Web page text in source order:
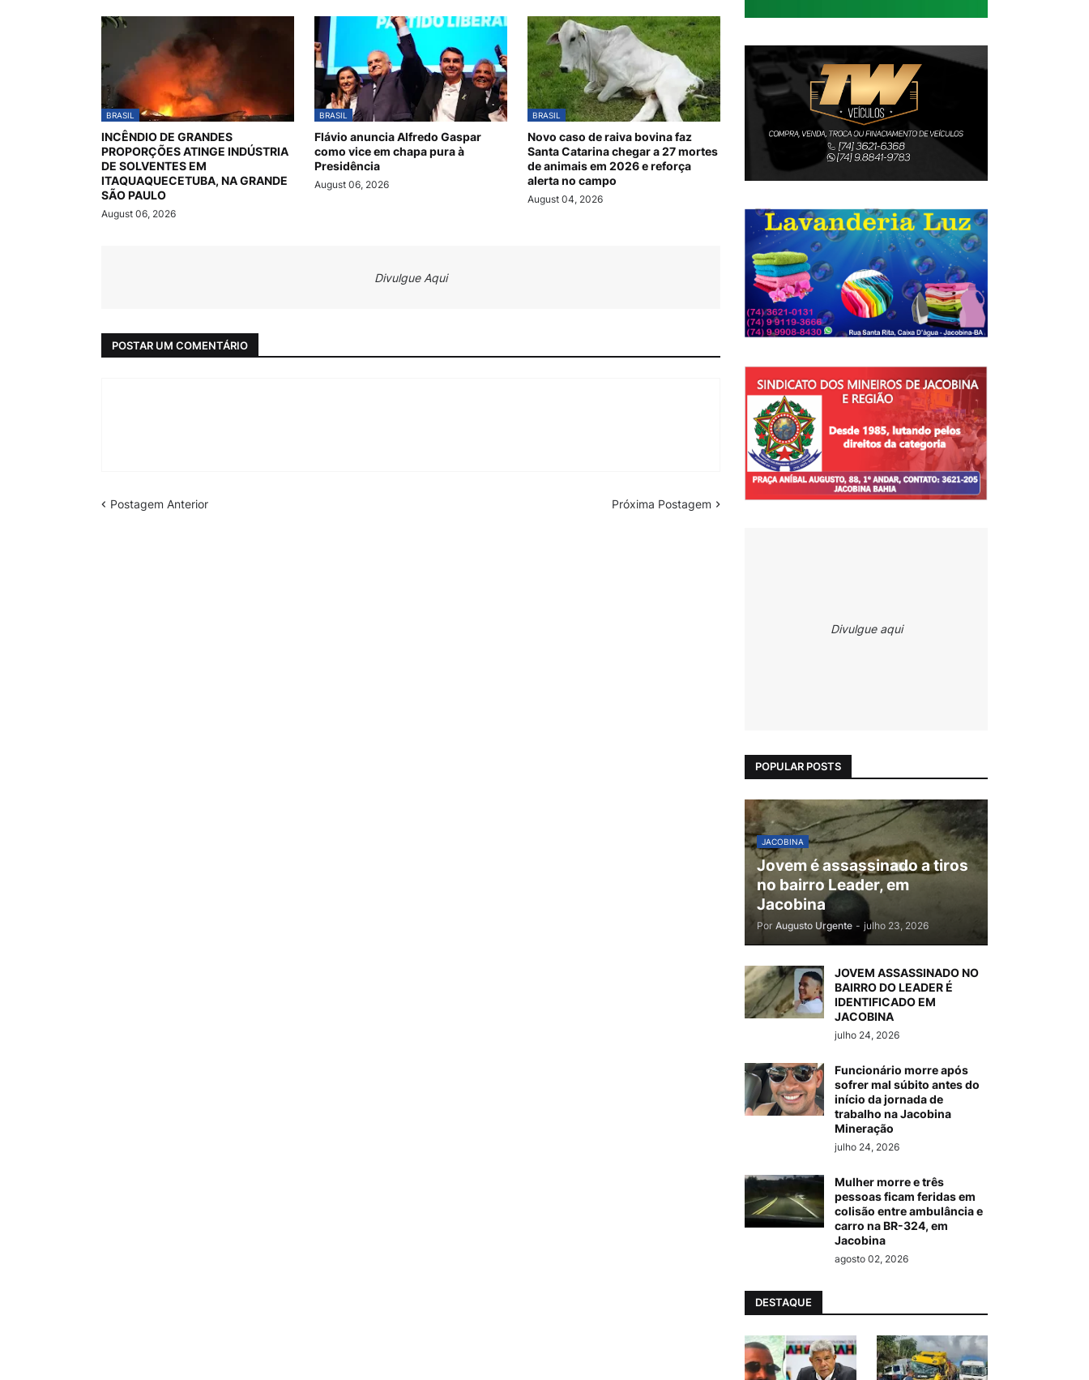
BRASIL
INCÊNDIO DE GRANDES
PROPORÇÕES ATINGE INDÚSTRIA
DE SOLVENTES EM
ITAQUAQUECETUBA, NA GRANDE
SÃO PAULO
August 06, 2026
BRASIL
Flávio anuncia Alfredo Gaspar
como vice em chapa pura à
Presidência
August 06, 2026
BRASIL
Novo caso de raiva bovina faz
Santa Catarina chegar a 27 mortes
de animais em 2026 e reforça
alerta no campo
August 04, 2026
Divulgue Aqui
POSTAR UM COMENTÁRIO
Postagem Anterior Próxima Postagem
Divulgue aqui
POPULAR POSTS
JACOBINA
Jovem é assassinado a tiros
no bairro Leader, em
Jacobina
Por Augusto Urgente - julho 23, 2026
JOVEM ASSASSINADO NO
BAIRRO DO LEADER É
IDENTIFICADO EM
JACOBINA
julho 24, 2026
Funcionário morre após
sofrer mal súbito antes do
início da jornada de
trabalho na Jacobina
Mineração
julho 24, 2026
Mulher morre e três
pessoas ficam feridas em
colisão entre ambulância e
carro na BR-324, em
Jacobina
agosto 02, 2026
DESTAQUE